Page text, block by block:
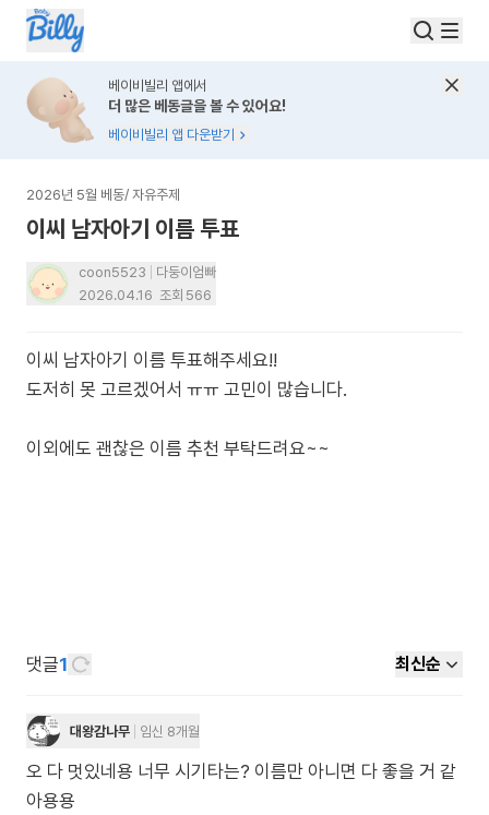
베이비빌리 앱에서
더 많은 베동글을 볼 수 있어요!
베이비빌리 앱 다운받기
2026년 5월 베동/ 자유주제
이씨 남자아기 이름 투표
coon5523
다둥이엄빠
2026.04.16 조회 566
이씨 남자아기 이름 투표해주세요!!
도저히 못 고르겠어서 ㅠㅠ 고민이 많습니다.
이외에도 괜찮은 이름 추천 부탁드려요~~
댓글1 최신순
대왕감나무 임신 8개월
오 다 멋있네용 너무 시기타는? 이름만 아니면 다 좋을 거 같
아용용